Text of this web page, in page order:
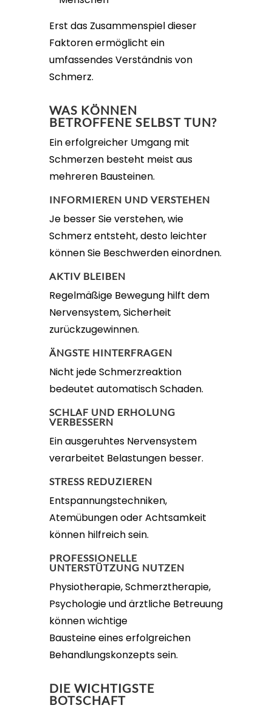
Erst das Zusammenspiel dieser
Faktoren ermöglicht ein
umfassendes Verständnis von
Schmerz.
WAS KÖNNEN
BETROFFENE SELBST TUN?
Ein erfolgreicher Umgang mit
Schmerzen besteht meist aus
mehreren Bausteinen.
INFORMIEREN UND VERSTEHEN
Je besser Sie verstehen, wie
Schmerz entsteht, desto leichter
können Sie Beschwerden einordnen.
AKTIV BLEIBEN
Regelmäßige Bewegung hilft dem
Nervensystem, Sicherheit
zurückzugewinnen.
ÄNGSTE HINTERFRAGEN
Nicht jede Schmerzreaktion
bedeutet automatisch Schaden.
SCHLAF UND ERHOLUNG
VERBESSERN
Ein ausgeruhtes Nervensystem
verarbeitet Belastungen besser.
STRESS REDUZIEREN
Entspannungstechniken,
Atemübungen oder Achtsamkeit
können hilfreich sein.
PROFESSIONELLE
UNTERSTÜTZUNG NUTZEN
Physiotherapie, Schmerztherapie,
Psychologie und ärztliche Betreuung
können wichtige
Bausteine eines erfolgreichen
Behandlungskonzepts sein.
DIE WICHTIGSTE
BOTSCHAFT